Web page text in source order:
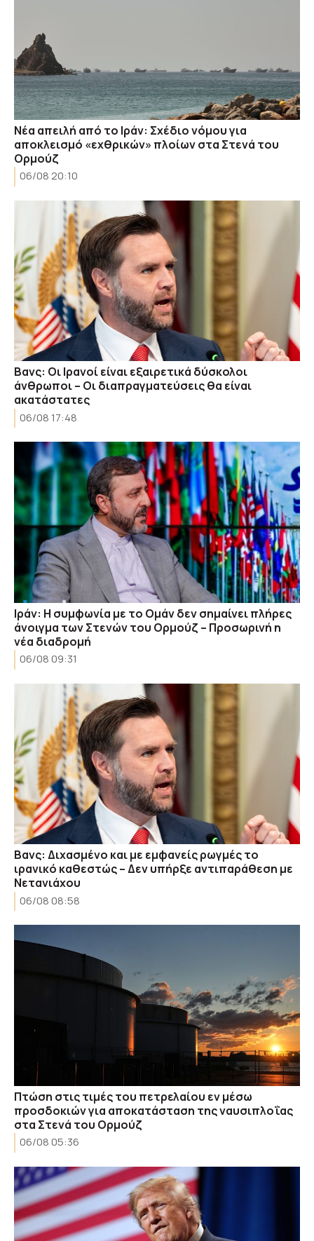
Νέα απειλή από το Ιράν: Σχέδιο νόμου για
αποκλεισμό «εχθρικών» πλοίων στα Στενά του
Ορμούζ
06/08 20:10
Βανς: Οι Ιρανοί είναι εξαιρετικά δύσκολοι
άνθρωποι – Οι διαπραγματεύσεις θα είναι
ακατάστατες
06/08 17:48
Ιράν: Η συμφωνία με το Ομάν δεν σημαίνει πλήρες
άνοιγμα των Στενών του Ορμούζ – Προσωρινή η
νέα διαδρομή
06/08 09:31
Βανς: Διχασμένο και με εμφανείς ρωγμές το
ιρανικό καθεστώς – Δεν υπήρξε αντιπαράθεση με
Νετανιάχου
06/08 08:58
Πτώση στις τιμές του πετρελαίου εν μέσω
προσδοκιών για αποκατάσταση της ναυσιπλοΐας
στα Στενά του Ορμούζ
06/08 05:36